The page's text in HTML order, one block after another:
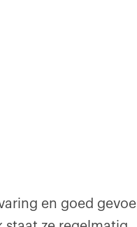
en goed gevoel